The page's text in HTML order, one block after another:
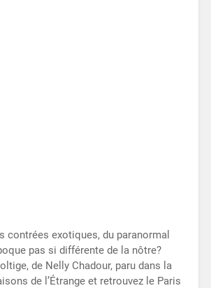
contrées exotiques, du paranormal
pas si différente de la nôtre?
de Nelly Chadour, paru dans la
de l’Étrange et retrouvez le Paris